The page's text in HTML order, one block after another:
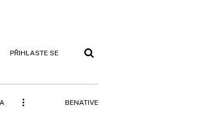
PŘIHLASTE SE
BENATIVE